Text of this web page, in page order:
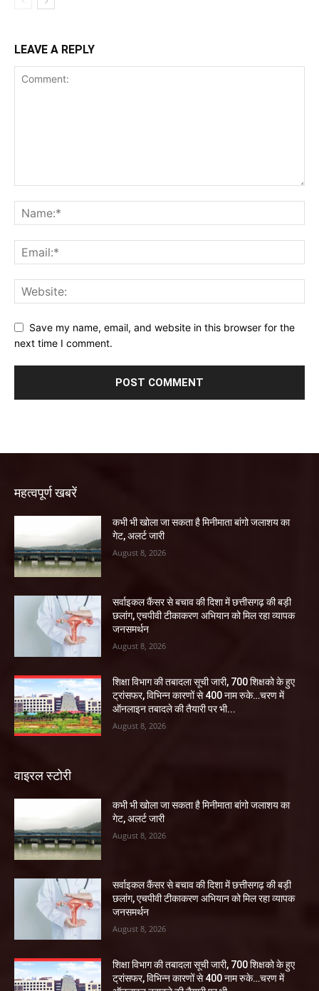
LEAVE A REPLY
Save my name, email, and website in this browser for the
next time I comment.
महत्वपूर्ण खबरें
कभी भी खोला जा सकता है मिनीमाता बांगो जलाशय का
गेट, अलर्ट जारी
August 8, 2026
सर्वाइकल कैंसर से बचाव की दिशा में छत्तीसगढ़ की बड़ी
छलांग, एचपीवी टीकाकरण अभियान को मिल रहा व्यापक
जनसमर्थन
August 8, 2026
शिक्षा विभाग की तबादला सूची जारी, 700 शिक्षको के हुए
ट्रांसफर, विभिन्न कारणों से 400 नाम रुके…चरण में
ऑनलाइन तबादले की तैयारी पर भी...
August 8, 2026
वाइरल स्टोरी
कभी भी खोला जा सकता है मिनीमाता बांगो जलाशय का
गेट, अलर्ट जारी
August 8, 2026
सर्वाइकल कैंसर से बचाव की दिशा में छत्तीसगढ़ की बड़ी
छलांग, एचपीवी टीकाकरण अभियान को मिल रहा व्यापक
जनसमर्थन
August 8, 2026
शिक्षा विभाग की तबादला सूची जारी, 700 शिक्षको के हुए
ट्रांसफर, विभिन्न कारणों से 400 नाम रुके…चरण में